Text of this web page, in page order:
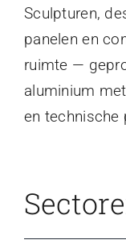
Sculpturen,
panelen en
ruimte —
aluminium
en technische